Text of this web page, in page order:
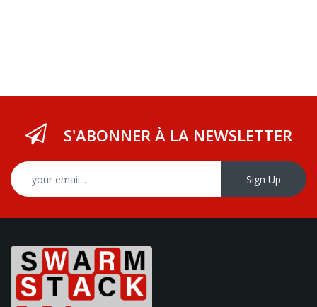
S'ABONNER À LA NEWSLETTER
Sign Up